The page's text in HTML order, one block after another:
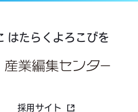
はたらくよろこびを
採用サイト